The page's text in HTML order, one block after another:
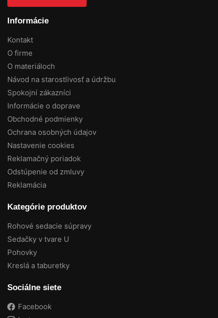
Informácie
Kontakt
O firme
O materiáloch
Návod na starostlivosť a údržbu
Spokojní zákazníci
Informácie o doprave
Obchodné podmienky
Ochrana osobných údajov
Nastavenie cookies
Reklamačný poriadok
Odstúpenie od zmluvy
Reklamácia
Kategórie produktov
Rohové sedacie súpravy
Sedačky v tvare U
Pohovky
Kreslá a taburetky
Sociálne siete
Facebook